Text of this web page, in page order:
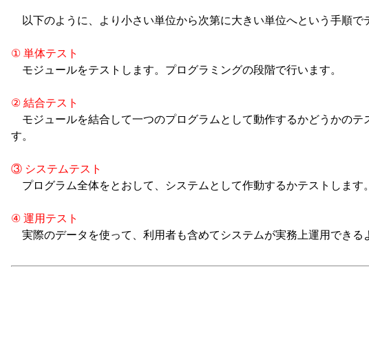
以下のように、より小さい単位から次第に大きい単位へという手順で
① 単体テスト
モジュールをテストします。プログラミングの段階で行います。
② 結合テスト
モジュールを結合して一つのプログラムとして動作するかどうかの
す。
③ システムテスト
プログラム全体をとおして、システムとして作動するかテストします。
④ 運用テスト
実際のデータを使って、利用者も含めてシステムが実務上運用できる